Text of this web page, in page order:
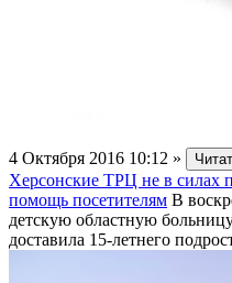
4 Октября 2016 10:12 »
Херсонские ТРЦ не в силах
помощь посетителям В
детскую областную
доставила 15-летнего